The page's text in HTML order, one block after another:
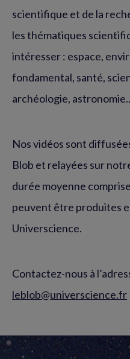
scientifique et de la
les thématiques
intéresser : espace,
fondamental, santé,
archéologie,
Nos vidéos sont
Blob et relayées sur
durée moyenne
peuvent être produites
Universcience.
Contactez-nous à
leblob@universcience.fr